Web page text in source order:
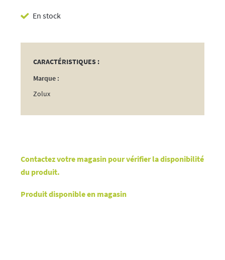
Contactez votre magasin pour vérifier la disponibilité
du produit.
Produit disponible en magasin
En stock
Urason
CARACTÉRISTIQUES :
Marque :
Zolux